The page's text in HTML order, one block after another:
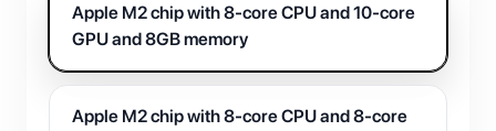
Apple M2 chip with 8-core CPU and 10-core
GPU and 8GB memory
Apple M2 chip with 8-core CPU and 8-core